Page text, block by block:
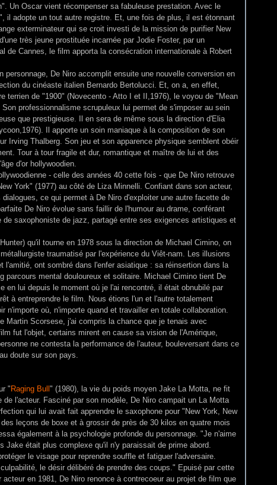
Un Oscar vient récompenser sa fabuleuse prestation. Avec le
", il adopte un tout autre registre. Et, une fois de plus, il est étonnant
exterminateur qui se croit investi de la mission de purifier New
très jeune prostituée incarnée par Jodie Foster, par un
de Cannes, le film apporta la consécration internationale à Robert
De Niro accomplit ensuite une nouvelle conversion en
du cinéaste italien Bernardo Bertolucci. Et, on a, en effet,
terrien de "1900" (Novecento - Atto I et II,1976), le voyou de "Mean
professionnalisme scrupuleux lui permet de s'imposer au sein
que prestigieuse. Il en sera de même sous la direction d'Elia
Il apporte un soin maniaque à la composition de son
Irving Thalberg. Son jeu et son apparence physique semblent obéir
Tour à tour fragile et dur, romantique et maître de lui et des
d'or hollywoodien.
- celle des années 40 cette fois - que De Niro retrouve
York" (1977) au côté de Liza Minnelli. Confiant dans son acteur,
ce qui permet à De Niro d'exploiter une autre facette de
De Niro évolue sans faillir de l'humour au drame, conférant
saxophoniste de jazz, partagé entre ses exigences artistiques et
qu'il tourne en 1978 sous la direction de Michael Cimino, on
traumatisé par l'expérience du Viêt-nam. Les illusions
l'amitié, ont sombré dans l'enfer asiatique : sa réinsertion dans la
parcours mental douloureux et solitaire. Michael Cimino tient De
en lui depuis le moment où je l'ai rencontré, il était obnubilé par
à entreprendre le film. Nous étions l'un et l'autre totalement
n'importe où, n'importe quand et travailler en totale collaboration.
Martin Scorsese, j'ai compris la chance que je tenais avec
fut l'objet, certains mirent en cause sa vision de l'Amérique,
ne contesta la performance de l'auteur, bouleversant dans ce
doute sur son pays.
" Raging Bull " (1980), la vie du poids moyen Jake La Motta, ne fit
l'acteur. Fasciné par son modèle, De Niro campait un La Motta
qui lui avait fait apprendre le saxophone pour "New York, New
leçons de boxe et à grossir de près de 30 kilos en quatre mois
également à la psychologie profonde du personnage. "Je n'aime
Jake était plus complexe qu'il n'y paraissait de prime abord.
le visage pour reprendre souffle et fatiguer l'adversaire.
le désir délibéré de prendre des coups." Epuisé par cette
en 1981, De Niro renonce à contrecoeur au projet de film que